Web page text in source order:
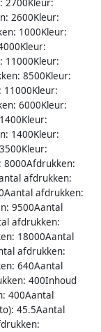
2700Kleur:
2600Kleur:
1000Kleur:
11000Kleur:
8500Kleur:
6000Kleur:
1400Kleur:
afdrukken:
afdrukken:
9500Aantal
afdrukken:
18000Aantal
afdrukken:
640Aantal
400Inhoud
400Aantal
45.5Aantal